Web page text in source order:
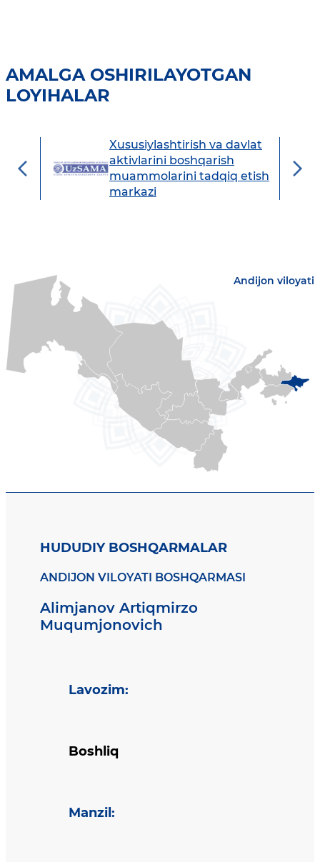
AMALGA OSHIRILAYOTGAN
LOYIHALAR
Xususiylashtirish va davlat
aktivlarini boshqarish
muammolarini tadqiq etish
markazi
Andijon viloyati
HUDUDIY BOSHQARMALAR
ANDIJON VILOYATI BOSHQARMASI
Alimjanov Artiqmirzo
Muqumjonovich
Lavozim:
Boshliq
Manzil :